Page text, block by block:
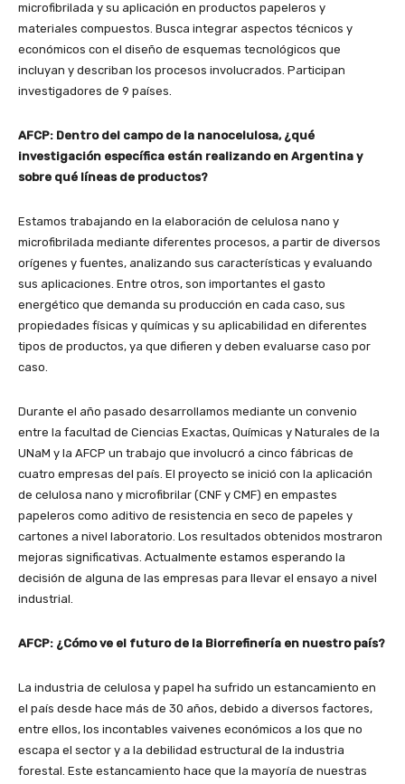
microfibrilada y su aplicación en productos papeleros y
materiales compuestos. Busca integrar aspectos técnicos y
económicos con el diseño de esquemas tecnológicos que
incluyan y describan los procesos involucrados. Participan
investigadores de 9 países.
AFCP: Dentro del campo de la nanocelulosa, ¿qué
investigación específica están realizando en Argentina y
sobre qué líneas de productos?
Estamos trabajando en la elaboración de celulosa nano y
microfibrilada mediante diferentes procesos, a partir de diversos
orígenes y fuentes, analizando sus características y evaluando
sus aplicaciones. Entre otros, son importantes el gasto
energético que demanda su producción en cada caso, sus
propiedades físicas y químicas y su aplicabilidad en diferentes
tipos de productos, ya que difieren y deben evaluarse caso por
caso.
Durante el año pasado desarrollamos mediante un convenio
entre la facultad de Ciencias Exactas, Químicas y Naturales de la
UNaM y la AFCP un trabajo que involucró a cinco fábricas de
cuatro empresas del país. El proyecto se inició con la aplicación
de celulosa nano y microfibrilar (CNF y CMF) en empastes
papeleros como aditivo de resistencia en seco de papeles y
cartones a nivel laboratorio. Los resultados obtenidos mostraron
mejoras significativas. Actualmente estamos esperando la
decisión de alguna de las empresas para llevar el ensayo a nivel
industrial.
AFCP: ¿Cómo ve el futuro de la Biorrefinería en nuestro país?
La industria de celulosa y papel ha sufrido un estancamiento en
el país desde hace más de 30 años, debido a diversos factores,
entre ellos, los incontables vaivenes económicos a los que no
escapa el sector y a la debilidad estructural de la industria
forestal. Este estancamiento hace que la mayoría de nuestras